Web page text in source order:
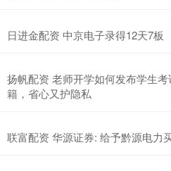
日进金配资 中京电子录得12天7板
扬帆配资 老师开学如何发布学生
籍，省心又护隐私
联富配资 华源证券: 给予黔源电力